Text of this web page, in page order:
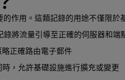
作用。這類記錄的用途不僅限於
將流量引導至正確的伺服器和端
正確路由電子郵件
，允許基礎設施進行擴充或變更